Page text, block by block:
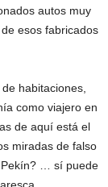
autos muy
esos fabricados
habitaciones,
como viajero en
de aquí está el
miradas de falso
Pekín? … sí puede